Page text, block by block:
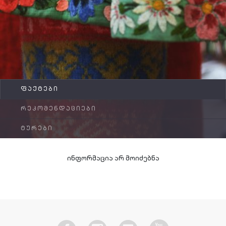
FAQ
ᲤᲐᲥᲢᲔᲑᲘ
ᲠᲔᲙᲝᲛᲔᲜᲓᲐᲪᲘᲔᲑᲘ
ᲢᲣᲠᲔᲑᲘ
ინფორმაცია არ მოიძებნა